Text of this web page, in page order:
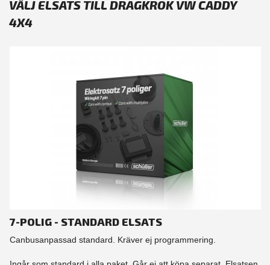
VÄLJ ELSATS TILL DRAGKROK VW CADDY
4X4
7-POLIG - STANDARD ELSATS
Canbusanpassad standard. Kräver ej programmering.